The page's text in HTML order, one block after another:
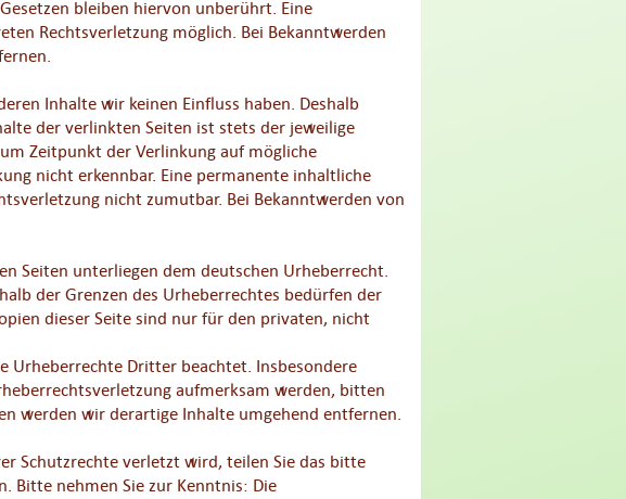
bleiben hiervon unberührt. Eine
Rechtsverletzung möglich. Bei Bekanntwerden
Inhalte wir keinen Einfluss haben. Deshalb
der verlinkten Seiten ist stets der jeweilige
Zeitpunkt der Verlinkung auf mögliche
nicht erkennbar. Eine permanente inhaltliche
nicht zumutbar. Bei Bekanntwerden von
Seiten unterliegen dem deutschen Urheberrecht.
der Grenzen des Urheberrechtes bedürfen der
dieser Seite sind nur für den privaten, nicht
Urheberrechte Dritter beachtet. Insbesondere
aufmerksam werden, bitten
werden wir derartige Inhalte umgehend entfernen.
Schutzrechte verletzt wird, teilen Sie das bitte
Bitte nehmen Sie zur Kenntnis: Die